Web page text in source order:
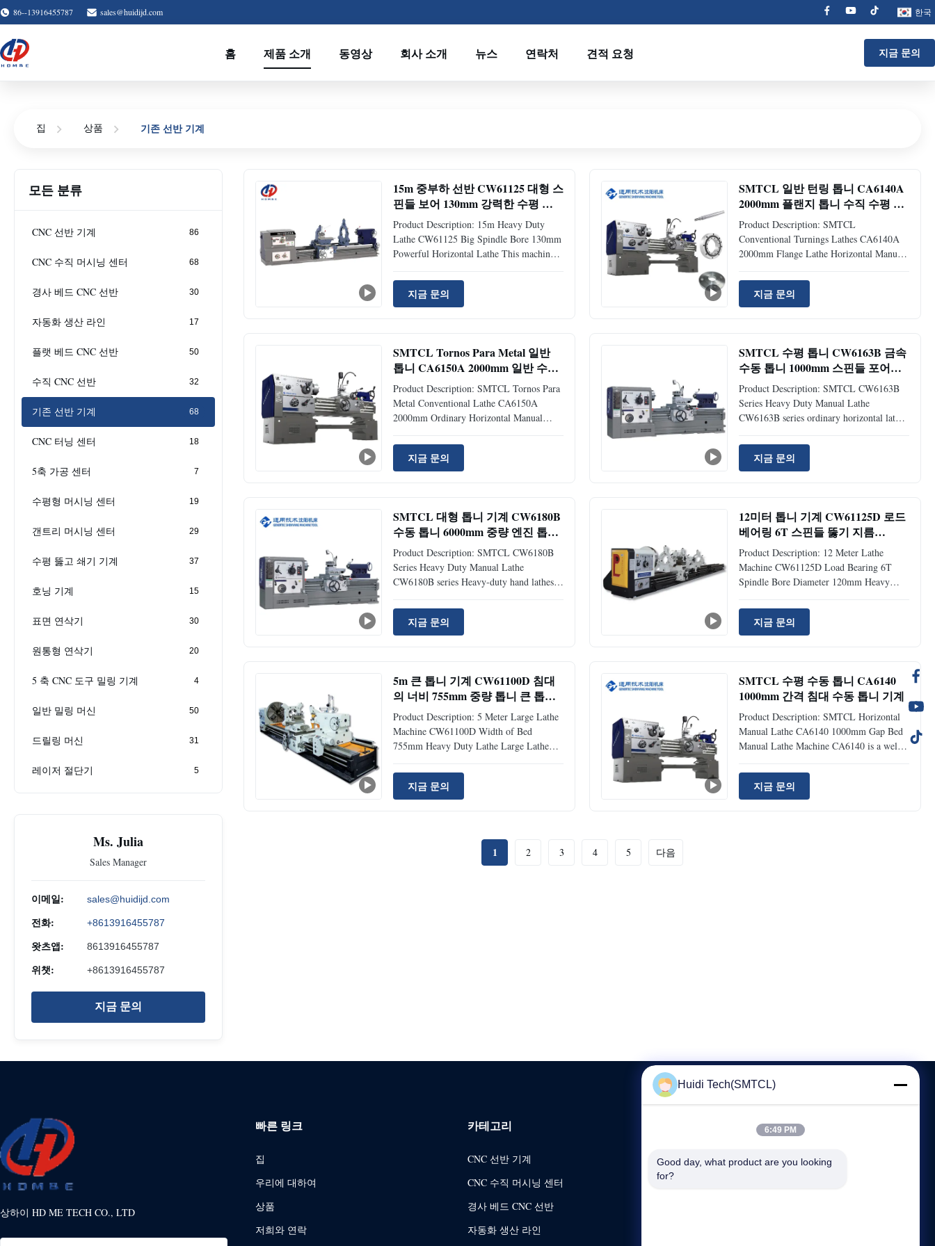
86--13916455787 sales@huidijd.com 한국
홈 제품 소개 동영상 회사 소개 뉴스 연락처 견적 요청 지금 문의
집 상품 기존 선반 기계
모든 분류
CNC 선반 기계 86
CNC 수직 머시닝 센터 68
경사 베드 CNC 선반 30
자동화 생산 라인 17
플랫 베드 CNC 선반 50
수직 CNC 선반 32
기존 선반 기계 68
CNC 터닝 센터 18
5축 가공 센터 7
수평형 머시닝 센터 19
갠트리 머시닝 센터 29
수평 뚫고 쇄기 기계 37
호닝 기계 15
표면 연삭기 30
원통형 연삭기 20
5 축 CNC 도구 밀링 기계 4
일반 밀링 머신 50
드릴링 머신 31
레이저 절단기 5
Ms. Julia
Sales Manager
이메일: sales@huidijd.com
전화: +8613916455787
왓츠앱: 8613916455787
위챗: +8613916455787
지금 문의
15m 중부하 선반 CW61125 대형 스
핀들 보어 130mm 강력한 수평 선
반
Product Description: 15m Heavy Duty
Lathe CW61125 Big Spindle Bore 130mm
Powerful Horizontal Lathe This machine
adopts advanced processing and assembly
technology, highprecision, good stability,
high rigidity, high speed, large through-
지금 문의
SMTCL 일반 턴링 톱니 CA6140A
2000mm 플랜지 톱니 수직 수평 톱
니 기계
Product Description: SMTCL
Conventional Turnings Lathes CA6140A
2000mm Flange Lathe Horizontal Manual
machine tool. It adopts a horizontal layout
with a rigid bed, which can effectively
reduce machining vibrations. Its spindle
지금 문의
SMTCL Tornos Para Metal 일반
톱니 CA6150A 2000mm 일반 수동
수평 톱니 기계
Product Description: SMTCL Tornos Para
Metal Conventional Lathe CA6150A
2000mm Ordinary Horizontal Manual
common - type lathe. It can turn internal
and external cylindrical surfaces, conical
surfaces, etc., and process various threads.
지금 문의
SMTCL 수평 톱니 CW6163B 금속
수동 톱니 1000mm 스핀들 포어
104 중량 수동 톱니
Product Description: SMTCL CW6163B
Series Heavy Duty Manual Lathe
CW6163B series ordinary horizontal lathe
structure of box and inclined bar in the
width side wall double rib plate and inner
rib plate, and the overall stiffness is one-
지금 문의
SMTCL 대형 톱니 기계 CW6180B
수동 톱니 6000mm 중량 엔진 톱니
턴 머신
Product Description: SMTCL CW6180B
Series Heavy Duty Manual Lathe
CW6180B series Heavy-duty hand lathes
processing large, heavy-duty workpieces.
It is larger in size and weight, has a
stronger power output and a more stable
지금 문의
12미터 톱니 기계 CW61125D 로드
베어링 6T 스핀들 뚫기 지름
120mm 무거운 수동 톱니
Product Description: 12 Meter Lathe
Machine CW61125D Load Bearing 6T
Spindle Bore Diameter 120mm Heavy
responsible for a variety of turning work,
it can turn a variety of parts of the end
face, outer circle, inner hole and metric
지금 문의
5m 큰 톱니 기계 CW61100D 침대
의 너비 755mm 중량 톱니 큰 톱니
기계
Product Description: 5 Meter Large Lathe
Machine CW61100D Width of Bed
755mm Heavy Duty Lathe Large Lathe
The width of the bed is 755mm, and the
wide design provides a stable foundation
for processing. Super bearing capacity up
지금 문의
SMTCL 수평 수동 톱니 CA6140
1000mm 간격 침대 수동 톱니 기계
Product Description: SMTCL Horizontal
Manual Lathe CA6140 1000mm Gap Bed
Manual Lathe Machine CA6140 is a well-
and excellent rigidity. With a wide range
of spindle speeds, it can handle various
materials and workpiece shapes. The
지금 문의
1 2 3 4 5 다음
상하이 HD ME TECH CO., LTD
빠른 링크
집
우리에 대하여
상품
저희와 연락
카테고리
CNC 선반 기계
CNC 수직 머시닝 센터
경사 베드 CNC 선반
자동화 생산 라인
86--13916455787
Huidi Tech(SMTCL)
6:49 PM
Good day, what product are you looking
for?